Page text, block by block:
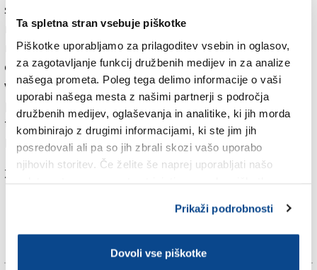
Ta spletna stran vsebuje piškotke
Piškotke uporabljamo za prilagoditev vsebin in oglasov,
za zagotavljanje funkcij družbenih medijev in za analize
našega prometa. Poleg tega delimo informacije o vaši
uporabi našega mesta z našimi partnerji s področja
družbenih medijev, oglaševanja in analitike, ki jih morda
kombinirajo z drugimi informacijami, ki ste jim jih
posredovali ali pa so jih zbrali skozi vašo uporabo
njihovih storitev. Če želite še naprej uporabljati našo
Prikaži podrobnosti
Dovoli vse piškotke
sezonskimi dobrotami; sadjarji podajajo češnje,
marelice in maline. Pred rozarijem je mogoče kupiti
najrazličnejše dišavnice. Na osrednjem trgu pred
cerkvijo pa je mogoče okušati in kupiti najrazličnejše
vrste staranih sirov. Na prodaj so tudi različne vrste
polnozrnatega kruha, razstavljavci se predstavljajo
tudi z različnimi žitaricami. Za ljubitelje medu je sejem
Bioest pravi raj na zemlji.
Za branje in pisanje komentarjevje potrebna prijava